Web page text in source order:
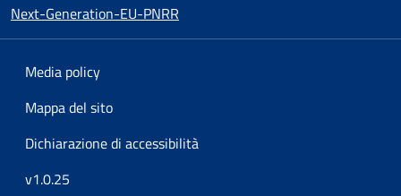
Next-Generation-EU-PNRR
Media policy
Mappa del sito
Dichiarazione di accessibilità
v1.0.25